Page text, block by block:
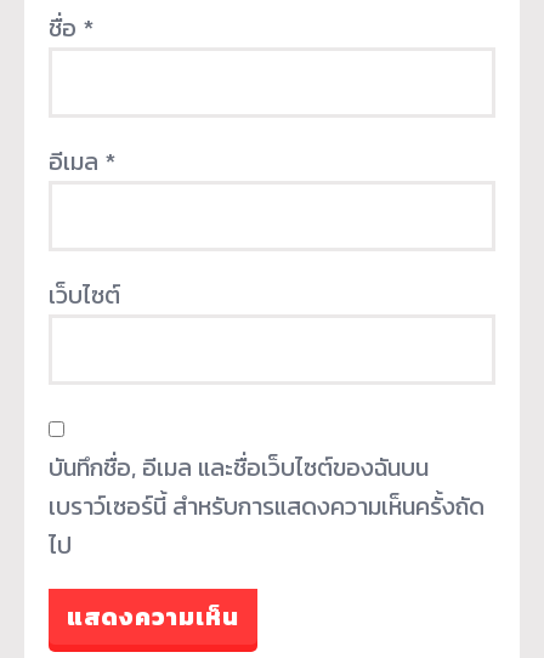
ชื่อ *
อีเมล *
เว็บไซต์
บันทึกชื่อ, อีเมล และชื่อเว็บไซต์ของฉันบน
เบราว์เซอร์นี้ สำหรับการแสดงความเห็นครั้งถัด
ไป